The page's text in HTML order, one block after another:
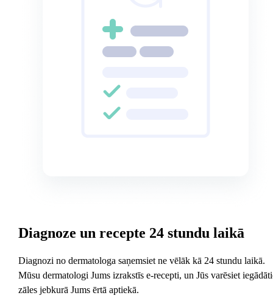
Diagnoze un recepte 24 stundu laikā
Diagnozi no dermatologa saņemsiet ne vēlāk kā 24 stundu laikā.
Mūsu dermatologi Jums izrakstīs e-recepti, un Jūs varēsiet
zāles jebkurā Jums ērtā aptiekā.